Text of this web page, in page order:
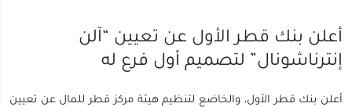
أعلن بنك قطر الأول عن تعيين “آلن
إنترناشونال” لتصميم أول فرع له
أعلن بنك قطر الأول، والخاضع لتنظيم هيئة مركز قطر للمال عن تعيين